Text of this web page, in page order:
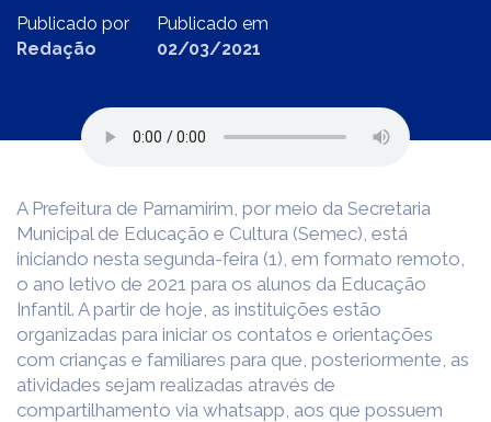
Publicado por
Redação
Publicado em
02/03/2021
A Prefeitura de Parnamirim, por meio da Secretaria
Municipal de Educação e Cultura (Semec), está
iniciando nesta segunda-feira (1), em formato remoto,
o ano letivo de 2021 para os alunos da Educação
Infantil. A partir de hoje, as instituições estão
organizadas para iniciar os contatos e orientações
com crianças e familiares para que, posteriormente, as
atividades sejam realizadas através de
compartilhamento via whatsapp, aos que possuem